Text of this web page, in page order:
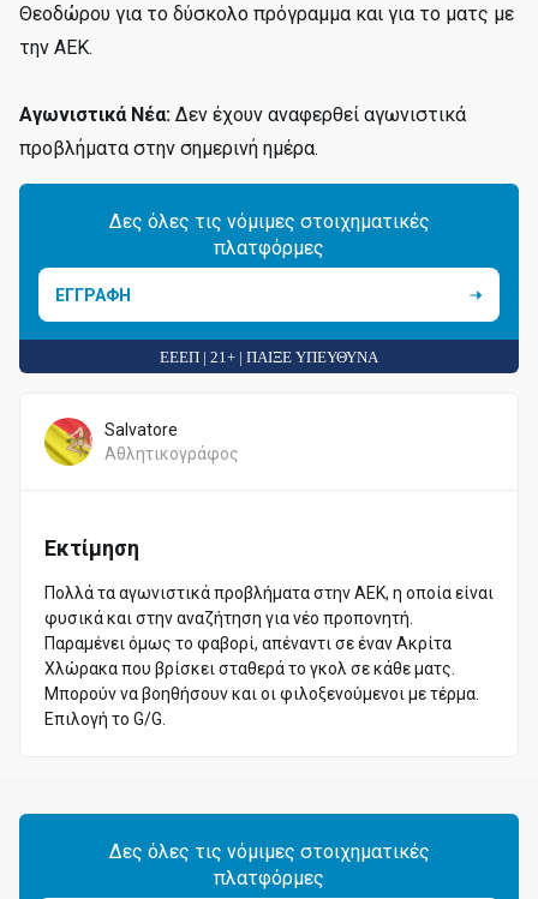
Θεοδώρου για το δύσκολο πρόγραμμα και για το ματς με
την ΑΕΚ.
Αγωνιστικά Νέα: Δεν έχουν αναφερθεί αγωνιστικά
προβλήματα στην σημερινή ημέρα.
Δες όλες τις νόμιμες στοιχηματικές
πλατφόρμες
ΕΓΓΡΑΦΗ
ΕΕΕΠ | 21+ | ΠΑΙΞΕ ΥΠΕΥΘΥΝΑ
Salvatore
Αθλητικογράφος
Εκτίμηση
Πολλά τα αγωνιστικά προβλήματα στην ΑΕΚ, η οποία είναι
φυσικά και στην αναζήτηση για νέο προπονητή.
Παραμένει όμως το φαβορί, απέναντι σε έναν Ακρίτα
Χλώρακα που βρίσκει σταθερά το γκολ σε κάθε ματς.
Μπορούν να βοηθήσουν και οι φιλοξενούμενοι με τέρμα.
Επιλογή το G/G.
Δες όλες τις νόμιμες στοιχηματικές
πλατφόρμες